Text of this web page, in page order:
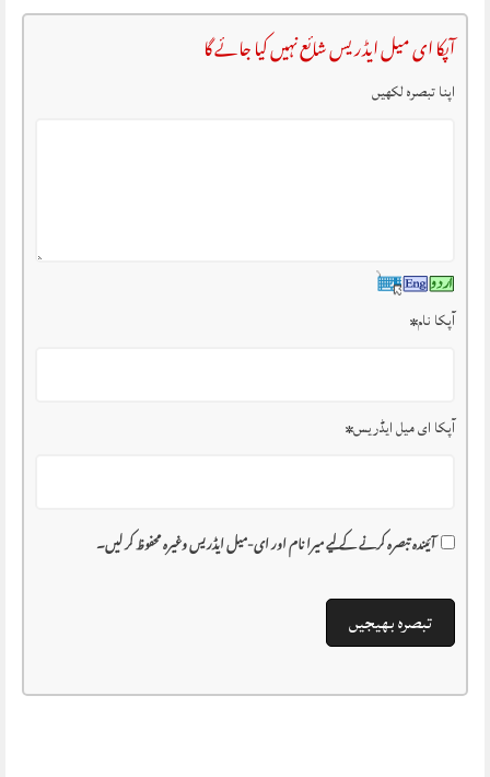
آپکا ای میل ایڈریس شائع نہیں کیا جائے گا
اپنا تبصرہ لکھیں
آپکا نام*
آپکا ای میل ایڈریس*
آئیندہ تبصرہ کرنے کے لیے میرا نام اور ای-میل ایڈریس وغیرہ محفوظ کر لیں۔